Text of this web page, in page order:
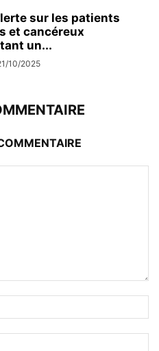
sur les patients
et cancéreux
un...
10/2025